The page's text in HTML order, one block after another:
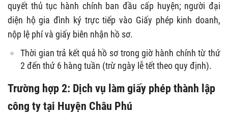
quyết thủ tục hành chính ban đầu cấp huyện; người đại
diện hộ gia đình ký trực tiếp vào Giấy phép kinh doanh,
nộp lệ phí và giấy biên nhận hồ sơ.
Thời gian trả kết quả hồ sơ trong giờ hành chính từ thứ
2 đến thứ 6 hàng tuần (trừ ngày lễ tết theo quy định).
Trường hợp 2: Dịch vụ làm giấy phép thành lập
công ty tại Huyện Châu Phú